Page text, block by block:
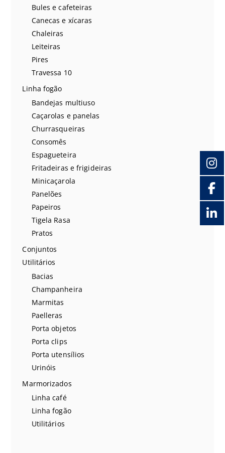
Bules e cafeteiras
Canecas e xícaras
Chaleiras
Leiteiras
Pires
Travessa 10
Linha fogão
Bandejas multiuso
Caçarolas e panelas
Churrasqueiras
Consomês
Espagueteira
Fritadeiras e frigideiras
Minicaçarola
Panelões
Papeiros
Tigela Rasa
Pratos
Conjuntos
Utilitários
Bacias
Champanheira
Marmitas
Paelleras
Porta objetos
Porta clips
Porta utensílios
Urinóis
Marmorizados
Linha café
Linha fogão
Utilitários